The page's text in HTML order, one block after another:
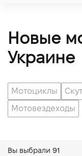
Новые
Украине
Мотоциклы
Мотовездеходы
Вы выбрали 91
Акции %
Новости
Политика